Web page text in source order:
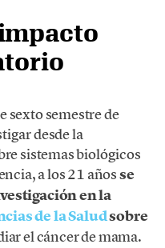
sexto semestre de
desde la
sistemas biológicos
a los 21 añosse
en la
de la Saludsobre
el cáncer de mama.